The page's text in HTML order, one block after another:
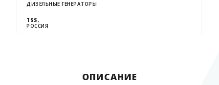
ДИЗЕЛЬНЫЕ ГЕНЕРАТОРЫ
TSS,
РОССИЯ
ОПИСАНИЕ